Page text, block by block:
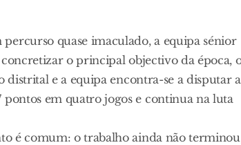
quase imaculado, a equipa sénior
concretizar o principal objectivo da época,
distrital e a equipa encontra-se a disputar a
pontos em quatro jogos e continua na luta
é comum: o trabalho ainda não